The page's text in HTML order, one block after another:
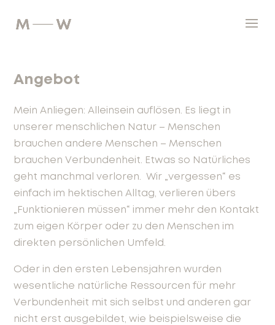
Angebot
Mein Anliegen: Alleinsein auflösen. Es liegt in
unserer menschlichen Natur – Menschen
brauchen andere Menschen – Menschen
brauchen Verbundenheit. Etwas so Natürliches
geht manchmal verloren. Wir „vergessen“ es
einfach im hektischen Alltag, verlieren übers
„Funktionieren müssen“ immer mehr den Kontakt
zum eigen Körper oder zu den Menschen im
direkten persönlichen Umfeld.
Oder in den ersten Lebensjahren wurden
wesentliche natürliche Ressourcen für mehr
Verbundenheit mit sich selbst und anderen gar
nicht erst ausgebildet, wie beispielsweise die